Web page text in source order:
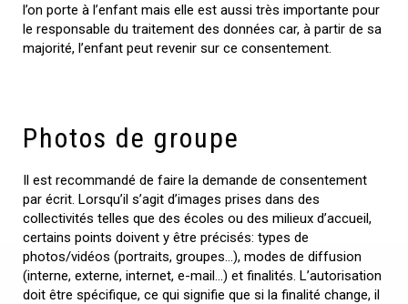
l’on porte à l’enfant mais elle est aussi très importante pour
le responsable du traitement des données car, à partir de sa
majorité, l’enfant peut revenir sur ce consentement.
Photos de groupe
Il est recommandé de faire la demande de consentement
par écrit. Lorsqu’il s’agit d’images prises dans des
collectivités telles que des écoles ou des milieux d’accueil,
certains points doivent y être précisés: types de
photos/vidéos (portraits, groupes…), modes de diffusion
(interne, externe, internet, e-mail…) et finalités. L’autorisation
doit être spécifique, ce qui signifie que si la finalité change, il